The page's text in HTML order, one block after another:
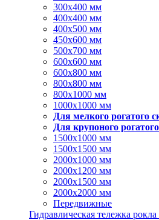
300х400 мм
400х400 мм
400х500 мм
450х600 мм
500х700 мм
600х600 мм
600х800 мм
800х800 мм
800х1000 мм
1000х1000 мм
Для мелкого рогатого
Для крупоного
1500х1000 мм
1500х1500 мм
2000х1000 мм
2000х1200 мм
2000х1500 мм
2000х2000 мм
Передвижные
Гидравлическая тележка рокла